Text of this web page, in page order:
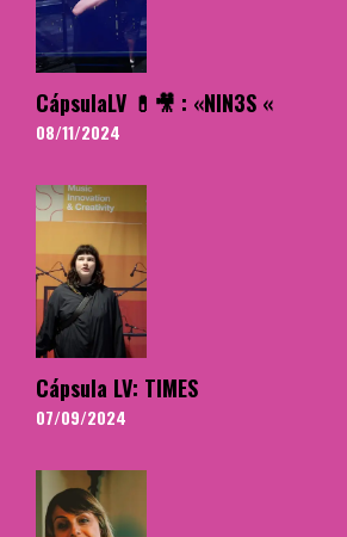
CápsulaLV 💊🎥 : «NIN3S «
08/11/2024
Cápsula LV: TIMES
07/09/2024